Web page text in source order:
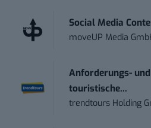
Social Media
moveUP Media
Anforderungs-
touristische...
trendtours Holding